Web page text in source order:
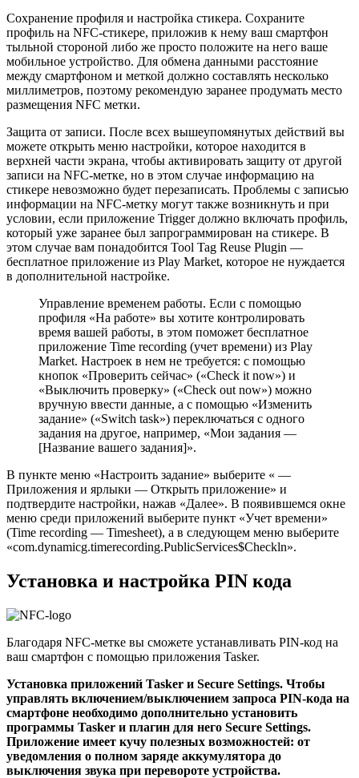
Сохранение профиля и настройка стикера. Сохраните
профиль на NFC-стикере, приложив к нему ваш смартфон
тыльной стороной либо же просто положите на него ваше
мобильное устройство. Для обмена данными расстояние
между смартфоном и меткой должно составлять несколько
миллиметров, поэтому рекомендую заранее продумать место
размещения NFC метки.
Защита от записи. После всех вышеупомянутых действий вы
можете открыть меню настройки, которое находится в
верхней части экрана, чтобы активировать защиту от другой
записи на NFC-метке, но в этом случае информацию на
стикере невозможно будет перезаписать. Проблемы с записью
информации на NFC-метку могут также возникнуть и при
условии, если приложение Trigger должно включать профиль,
который уже заранее был запрограммирован на стикере. В
этом случае вам понадобится Tool Tag Reuse Plugin —
бесплатное приложение из Play Market, которое не нуждается
в дополнительной настройке.
Управление временем работы. Если с помощью
профиля «На работе» вы хотите контролировать
время вашей работы, в этом поможет бесплатное
приложение Time recording (учет времени) из Play
Market. Настроек в нем не требуется: с помощью
кнопок «Проверить сейчас» («Check it now») и
«Выключить проверку» («Check out now») можно
вручную ввести данные, а с помощью «Изменить
задание» («Switch task») переключаться с одного
задания на другое, например, «Мои задания —
[Название вашего задания]».
В пункте меню «Настроить задание» выберите « —
Приложения и ярлыки — Открыть приложение» и
подтвердите настройки, нажав «Далее». В появившемся окне
меню среди приложений выберите пункт «Учет времени»
(Time recording — Timesheet), а в следующем меню выберите
«соm.dynamicg.timerecording.PublicServices$Checkln».
Установка и настройка PIN кода
Благодаря NFC-метке вы сможете устанавливать PIN-код на
ваш смартфон с помощью приложения Tasker.
Установка приложений Tasker и Secure Settings. Чтобы
управлять включением/выключением запроса PIN-кода на
смартфоне необходимо дополнительно установить
программы Tasker и плагин для него Secure Settings.
Приложение имеет кучу полезных возможностей: от
уведомления о полном заряде аккумулятора до
выключения звука при перевороте устройства.